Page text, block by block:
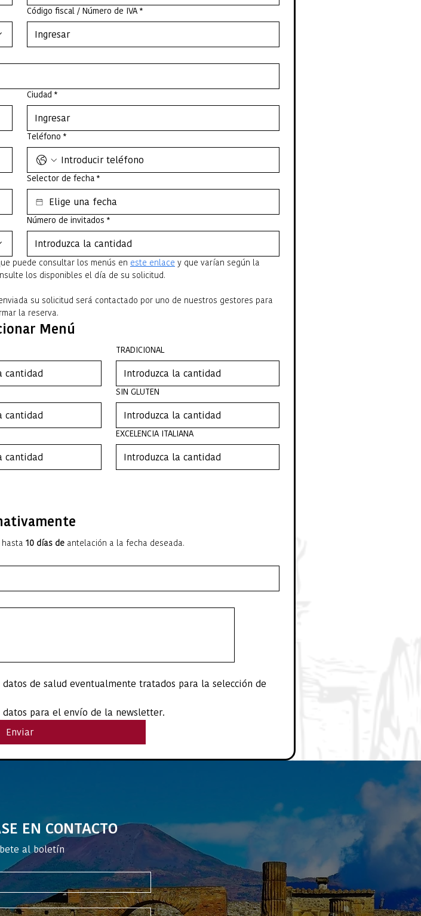
gastronómica
Código fiscal / Número de IVA *
Ciudad *
Teléfono *
Selector de fecha *
Número de invitados *
puede consultar los menús en este enlace y que varían según la
los disponibles el día de su solicitud.
su solicitud será contactado por uno de nuestros gestores para
la reserva.
Menú
TRADICIONAL
SIN GLUTEN
EXCELENCIA ITALIANA
hasta 10 días de antelación a la fecha deseada.
de salud eventualmente tratados para la selección de
para el envío de la newsletter.
Enviar
EN CONTACTO
al boletín